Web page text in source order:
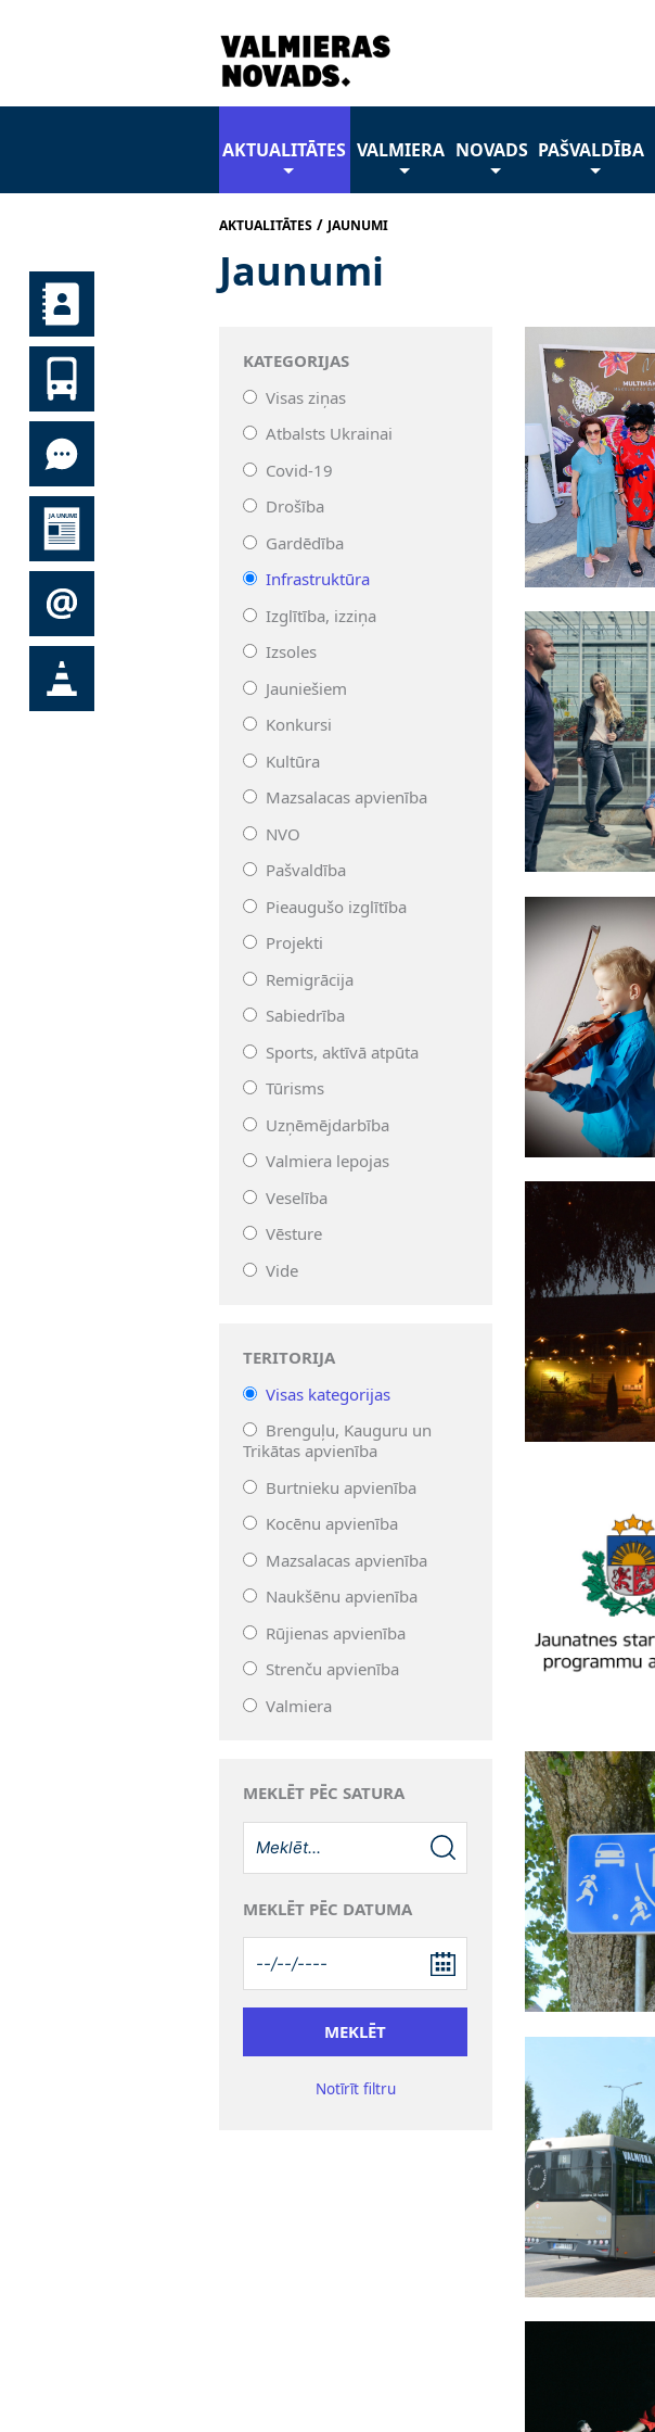
AKTUALITĀTES VALMIERA NOVADS PAŠVALDĪBA
AKTUALITĀTES/ JAUNUMI
Jaunumi
KATEGORIJAS
Visas ziņas
Atbalsts Ukrainai
Covid-19
Drošība
Gardēdība
Infrastruktūra
Izglītība, izziņa
Izsoles
Jauniešiem
Konkursi
Kultūra
Mazsalacas apvienība
NVO
Pašvaldība
Pieaugušo izglītība
Projekti
Remigrācija
Sabiedrība
Sports, aktīvā atpūta
Tūrisms
Uzņēmējdarbība
Valmiera lepojas
Veselība
Vēsture
Vide
TERITORIJA
Visas kategorijas
Brenguļu, Kauguru un
Trikātas apvienība
Burtnieku apvienība
Kocēnu apvienība
Mazsalacas apvienība
Naukšēnu apvienība
Rūjienas apvienība
Strenču apvienība
Valmiera
MEKLĒT PĒC SATURA
MEKLĒT PĒC DATUMA
Notīrīt filtru